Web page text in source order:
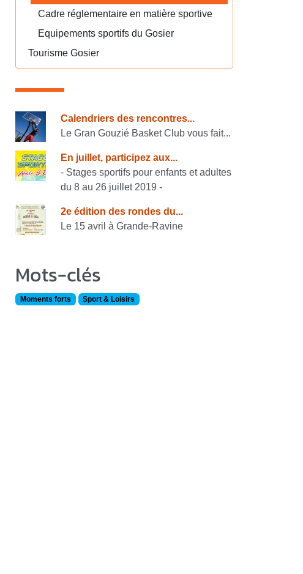
Cadre réglementaire en matière sportive
Equipements sportifs du Gosier
Tourisme Gosier
Consulter également
Calendriers des rencontres...
Le Gran Gouzié Basket Club vous fait...
En juillet, participez aux...
- Stages sportifs pour enfants et adultes
du 8 au 26 juillet 2019 -
2e édition des rondes du...
Le 15 avril à Grande-Ravine
Mots-clés
Moments forts Sport & Loisirs